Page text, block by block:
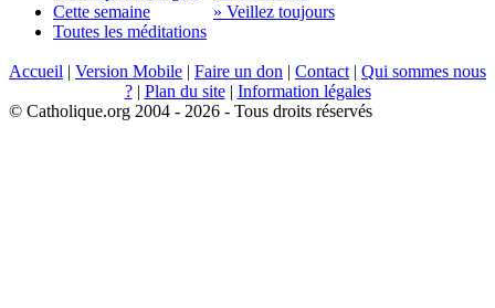
Cette semaine
Toutes les méditations
» Veillez toujours
Accueil | Version Mobile | Faire un don | Contact | Qui sommes nous
?| Plan du site| Information légales
© Catholique.org 2004 - 2026 - Tous droits réservés